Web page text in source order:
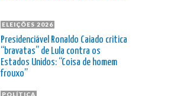
ELEIÇÕES 2026
Presidenciável Ronaldo Caiado critica
“bravatas” de Lula contra os
Estados Unidos: “Coisa de homem
frouxo”
POLÍTICA